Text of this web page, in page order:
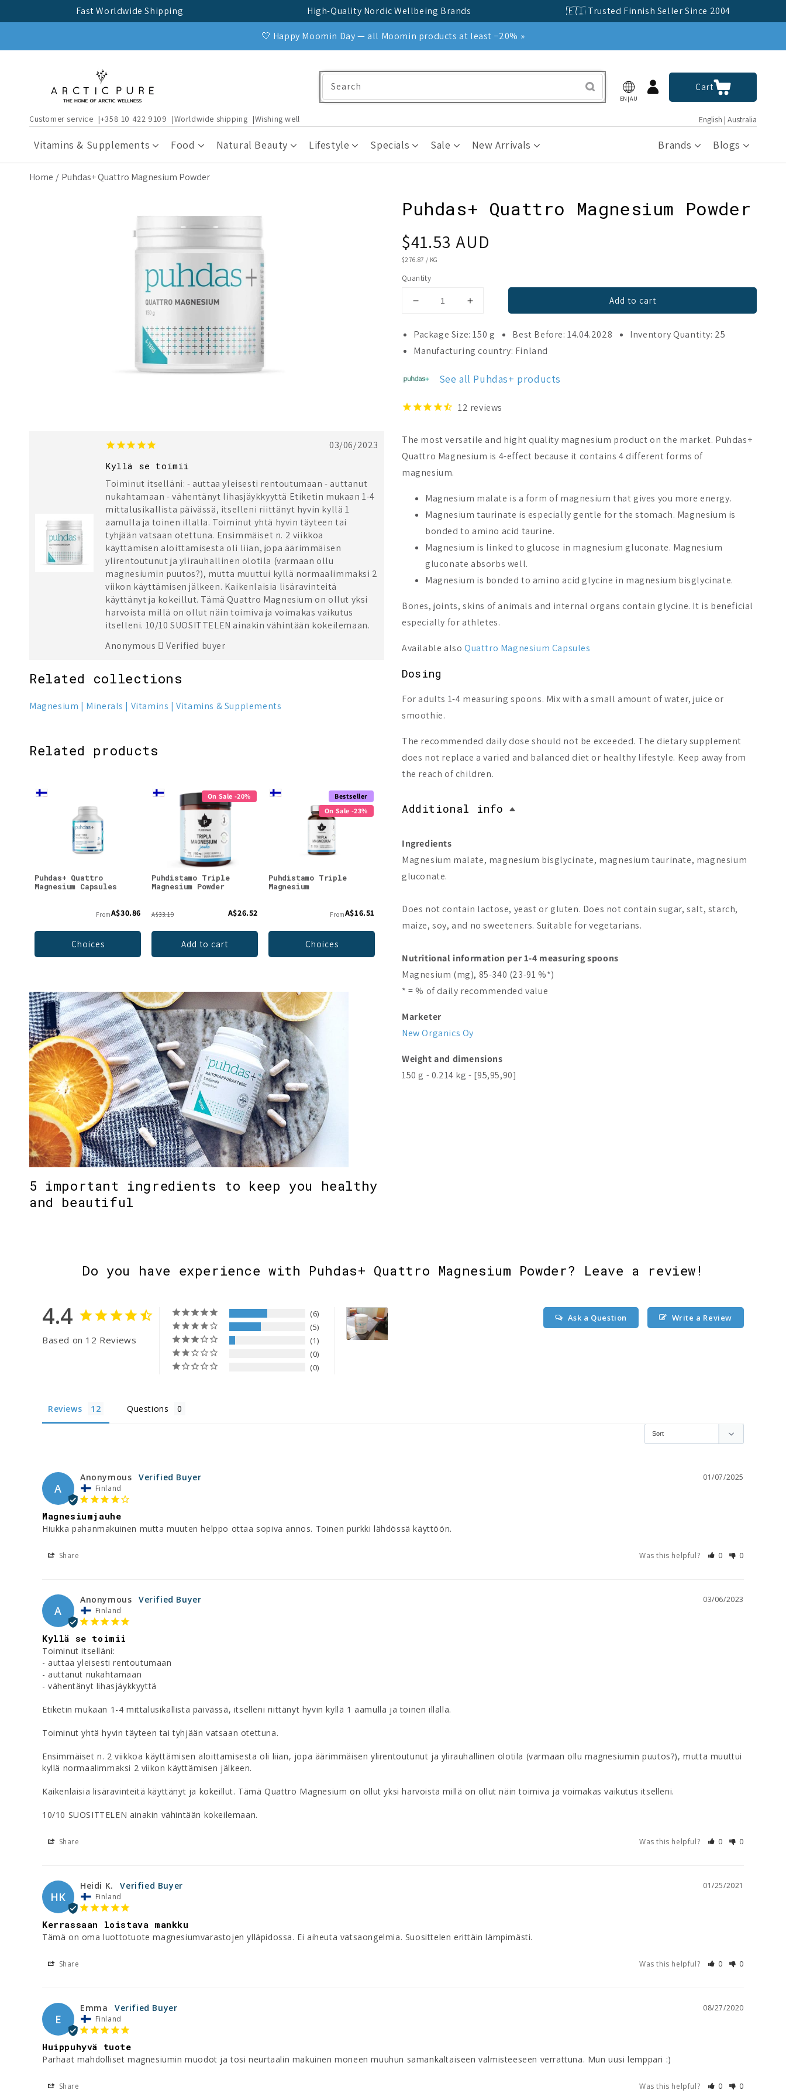
Fast Worldwide Shipping High-Quality Nordic Wellbeing Brands 🇫🇮 Trusted Finnish Seller Since 2004
🤍 Happy Moomin Day — all Moomin products at least −20% »
EN|AU
Log
in
CartCart
Customer service +358 10 422 9109 Worldwide shipping Wishing well English | Australia
Vitamins & Supplements Food Natural Beauty Lifestyle Specials Sale New Arrivals Brands Blogs
Search
Home Puhdas+ Quattro Magnesium Powder
03/06/2023
Kyllä se toimii
Toiminut itselläni: - auttaa yleisesti rentoutumaan - auttanut
nukahtamaan - vähentänyt lihasjäykkyyttä Etiketin mukaan 1-4
mittalusikallista päivässä, itselleni riittänyt hyvin kyllä 1
aamulla ja toinen illalla. Toiminut yhtä hyvin täyteen tai
tyhjään vatsaan otettuna. Ensimmäiset n. 2 viikkoa
käyttämisen aloittamisesta oli liian, jopa äärimmäisen
ylirentoutunut ja ylirauhallinen olotila (varmaan ollu
magnesiumin puutos?), mutta muuttui kyllä normaalimmaksi 2
viikon käyttämisen jälkeen. Kaikenlaisia lisäravinteitä
käyttänyt ja kokeillut. Tämä Quattro Magnesium on ollut yksi
harvoista millä on ollut näin toimiva ja voimakas vaikutus
itselleni. 10/10 SUOSITTELEN ainakin vähintään kokeilemaan.
Anonymous
Verified buyer
Related collections
Magnesium Minerals Vitamins Vitamins & Supplements
Related products
Puhdas+ Quattro
Magnesium Capsules
FromA$30.86
Choices
On Sale -20%
Puhdistamo Triple
Magnesium Powder
A$33.19 A$26.52
Add to cart
Bestseller
On Sale -23%
Puhdistamo Triple
Magnesium
FromA$16.51
Choices
On Sale -23%
Puhdistamo Night
FromA$16.51 A$43.20 A$19.85
5 important ingredients to keep you healthy
and beautiful
Puhdas+ Quattro Magnesium Powder
Regular
price
$41.53 AUD
UNIT
$276.87 / KG
Quantity
Decrease
for
Puhdas+
Quattro
Powder
Increase
for
Puhdas+
Quattro
Powder
Add to cart
Package Size: 150 g Best Before: 14.04.2028
Inventory Quantity: 25
Manufacturing country: Finland
See all Puhdas+ products
12 reviews
The most versatile and hight quality magnesium product on the market. Puhdas+
Quattro Magnesium is 4-effect because it contains 4 different forms of
magnesium.
Magnesium malate is a form of magnesium that gives you more energy.
Magnesium taurinate is especially gentle for the stomach. Magnesium is
bonded to amino acid taurine.
Magnesium is linked to glucose in magnesium gluconate. Magnesium
gluconate absorbs well.
Magnesium is bonded to amino acid glycine in magnesium bisglycinate.
Bones, joints, skins of animals and internal organs contain glycine. It is beneficial
especially for athletes.
Available also Quattro Magnesium Capsules
Dosing
For adults 1-4 measuring spoons. Mix with a small amount of water, juice or
smoothie.
The recommended daily dose should not be exceeded. The dietary supplement
does not replace a varied and balanced diet or healthy lifestyle. Keep away from
the reach of children.
Additional info
Ingredients
Magnesium malate, magnesium bisglycinate, magnesium taurinate, magnesium
gluconate.
Does not contain lactose, yeast or gluten. Does not contain sugar, salt, starch,
maize, soy, and no sweeteners. Suitable for vegetarians.
Nutritional information per 1-4 measuring spoons
Magnesium (mg), 85-340 (23-91 %*)
* = % of daily recommended value
Marketer
New Organics Oy
Weight and dimensions
150 g - 0.214 kg - [95,95,90]
Do you have experience with Puhdas+ Quattro Magnesium Powder? Leave a review!
4.4
Based on 12 Reviews
6
5
1
0
0
Write a Review
Ask a Question
Reviews Questions
A
01/07/2025
Anonymous
Finland
Magnesiumjauhe
Hiukka pahanmakuinen mutta muuten helppo ottaa sopiva annos. Toinen purkki lähdössä käyttöön.
Share Was this helpful? 0 0
A
03/06/2023
Anonymous
Finland
Kyllä se toimii
Toiminut itselläni:
- auttaa yleisesti rentoutumaan
- auttanut nukahtamaan
- vähentänyt lihasjäykkyyttä
Etiketin mukaan 1-4 mittalusikallista päivässä, itselleni riittänyt hyvin kyllä 1 aamulla ja toinen illalla.
Toiminut yhtä hyvin täyteen tai tyhjään vatsaan otettuna.
Ensimmäiset n. 2 viikkoa käyttämisen aloittamisesta oli liian, jopa äärimmäisen ylirentoutunut ja ylirauhallinen olotila (varmaan ollu magnesiumin puutos?), mutta muuttui
kyllä normaalimmaksi 2 viikon käyttämisen jälkeen.
Kaikenlaisia lisäravinteitä käyttänyt ja kokeillut. Tämä Quattro Magnesium on ollut yksi harvoista millä on ollut näin toimiva ja voimakas vaikutus itselleni.
10/10 SUOSITTELEN ainakin vähintään kokeilemaan.
Share Was this helpful? 0 0
HK
01/25/2021
Heidi K.
Finland
Kerrassaan loistava mankku
Tämä on oma luottotuote magnesiumvarastojen ylläpidossa. Ei aiheuta vatsaongelmia. Suosittelen erittäin lämpimästi.
Share Was this helpful? 0 0
E
08/27/2020
Emma
Finland
Huippuhyvä tuote
Parhaat mahdolliset magnesiumin muodot ja tosi neurtaalin makuinen moneen muuhun samankaltaiseen valmisteeseen verrattuna. Mun uusi lemppari :)
Share Was this helpful? 0 0